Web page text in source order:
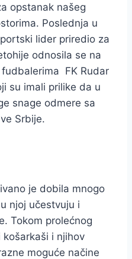
opstanak našeg
Poslednja u
lider priredio za
odnosila se na
FK Rudar
su imali prilike da u
snage odmere sa
Srbije.
je dobila mnogo
njoj učestvuju i
Tokom prolećnog
i njihov
moguće načine